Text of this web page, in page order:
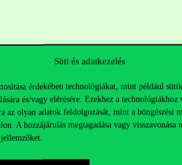
Süti és adatkezelés
érdekében technológiákat, mint például
és/vagy elérésére. Ezekhez a technológiákhoz
az olyan adatok feldolgozását, mint a böngészési
A hozzájárulás megtagadása vagy visszavonása
linkek